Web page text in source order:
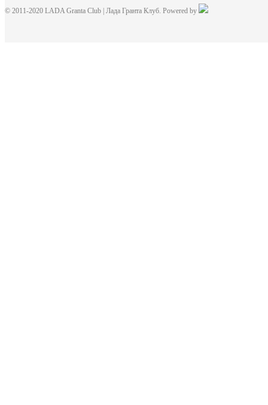
© 2011-2020 LADA Granta Club | Лада Гранта Клуб. Powered by